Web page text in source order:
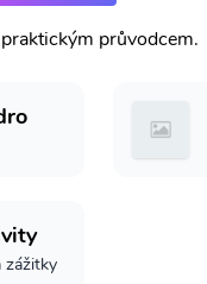
průvodcem.
zážitky